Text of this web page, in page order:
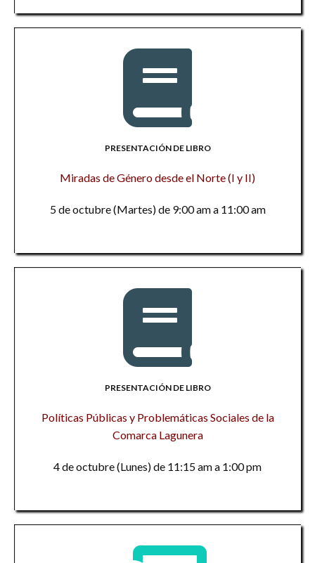
PRESENTACIÓN DE LIBRO
Miradas de Género desde el Norte (I y II)
5 de octubre (Martes) de 9:00 am a 11:00 am
PRESENTACIÓN DE LIBRO
Políticas Públicas y Problemáticas Sociales de la
Comarca Lagunera
4 de octubre (Lunes) de 11:15 am a 1:00 pm